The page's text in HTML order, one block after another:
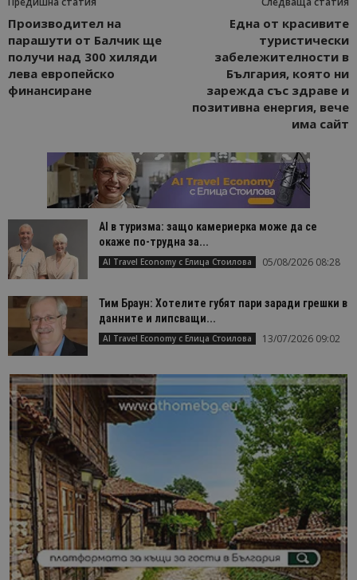
Производител на
парашути от Балчик ще
получи над 300 хиляди
лева европейско
финансиране
Една от красивите
туристически
забележителности в
България, която ни
зарежда със здраве и
позитивна енергия, вече
има сайт
AI в туризма: защо камериерка може да се
окаже по-трудна за...
AI Travel Economy с Елица Стоилова 05/08/2026 08:28
Тим Браун: Хотелите губят пари заради грешки в
данните и липсващи...
AI Travel Economy с Елица Стоилова 13/07/2026 09:02